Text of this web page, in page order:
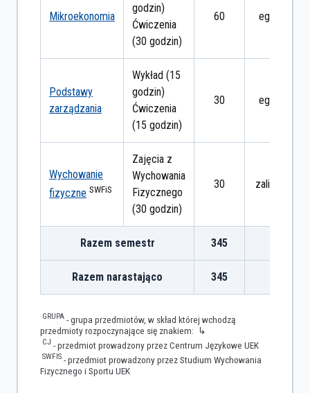
Mikroekonomia
godzin)
Ćwiczenia
(30 godzin)
60 egzamin
Podstawy
zarządzania
Wykład (15
godzin)
Ćwiczenia
(15 godzin)
30 egzamin
Wychowanie
fizyczne SWFiS
Zajęcia z
Wychowania
Fizycznego
(30 godzin)
30 zaliczenie
Razem semestr 345
Razem narastająco 345
GRUPA - grupa przedmiotów, w skład której wchodzą
przedmioty rozpoczynające się znakiem: ↳
CJ - przedmiot prowadzony przez Centrum Językowe UEK
SWFIS - przedmiot prowadzony przez Studium Wychowania
Fizycznego i Sportu UEK